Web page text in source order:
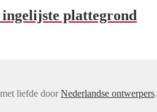
plattegrond
liefde doorNederlandse ontwerpers.